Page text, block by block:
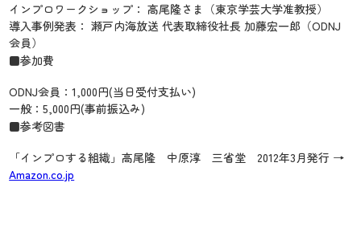
インプロワークショップ： 高尾隆さま（東京学芸大学准教授）
導入事例発表： 瀬戸内海放送 代表取締役社長 加藤宏一郎（ODNJ
会員）
■参加費
ODNJ会員：1,000円(当日受付支払い)
一般：5,000円(事前振込み)
■参考図書
「インプロする組織」高尾隆 中原淳 三省堂 2012年3月発行 →
Amazon.co.jp